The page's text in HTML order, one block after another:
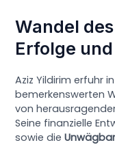
Wandel
Erfolge
Aziz Yildirim erfuhr
bemerkenswerten
von
Seine finanzielle
sowie die